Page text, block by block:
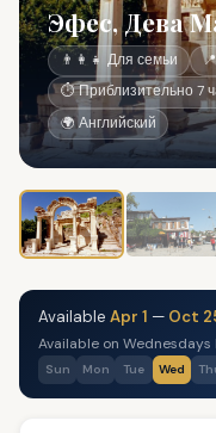
Эфес, Дева
👨‍👩‍👧 Для семьи
⏱ Приблизительно 7
🌍 Английский
Available Apr 1 — Oct
Available on
Sun Mon Tue Wed